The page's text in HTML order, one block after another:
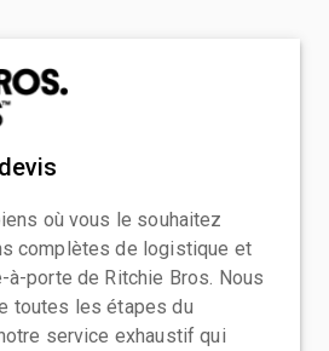
où vous le souhaitez
complètes de logistique et
porte de Ritchie Bros. Nous
toutes les étapes du
service exhaustif qui